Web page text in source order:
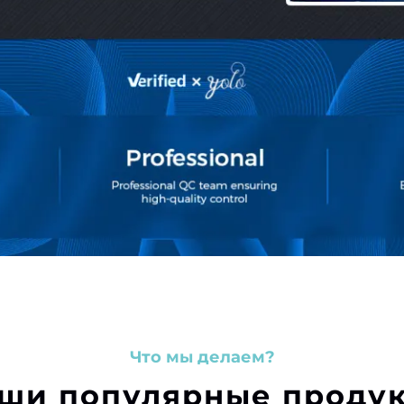
Что мы делаем?
популярные